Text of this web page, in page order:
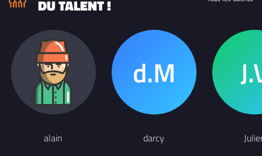
DU TALENT !
alain darcy